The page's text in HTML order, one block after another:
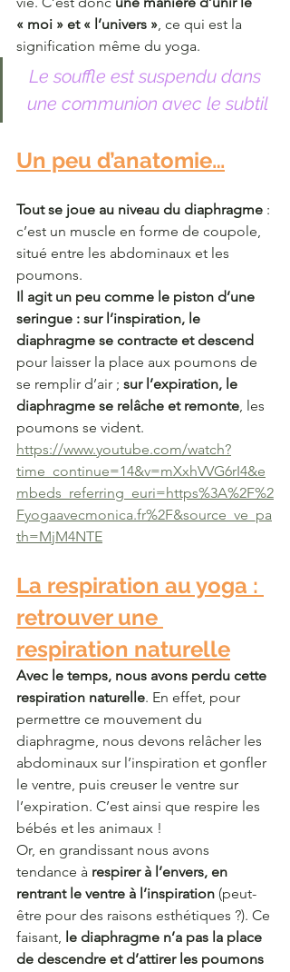
« moi » et « l’univers », ce qui est la
signification même du yoga.
Le souffle est suspendu dans
une communion avec le subtil
Un peu d’anatomie…
Tout se joue au niveau du diaphragme :
c’est un muscle en forme de coupole,
situé entre les abdominaux et les
poumons.
Il agit un peu comme le piston d’une
seringue : sur l’inspiration, le
diaphragme se contracte et descend
pour laisser la place aux poumons de
se remplir d’air ; sur l’expiration, le
diaphragme se relâche et remonte, les
poumons se vident.
https://www.youtube.com/watch?
time_continue=14&v=mXxhVVG6rI4&e
mbeds_referring_euri=https%3A%2F%2
Fyogaavecmonica.fr%2F&source_ve_pa
th=MjM4NTE
La respiration au yoga :
retrouver une
respiration naturelle
Avec le temps, nous avons perdu cette
respiration naturelle. En effet, pour
permettre ce mouvement du
diaphragme, nous devons relâcher les
abdominaux sur l’inspiration et gonfler
le ventre, puis creuser le ventre sur
l’expiration. C’est ainsi que respire les
bébés et les animaux !
Or, en grandissant nous avons
tendance à respirer à l’envers, en
rentrant le ventre à l’inspiration (peut-
être pour des raisons esthétiques ?). Ce
faisant, le diaphragme n’a pas la place
de descendre et d’attirer les poumons